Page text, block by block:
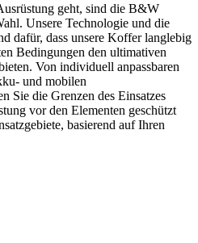
geht, sind die B&W
Unsere Technologie und die
dafür, dass unsere Koffer langlebig
Bedingungen den ultimativen
Von individuell anpassbaren
und mobilen
Sie die Grenzen des Einsatzes
vor den Elementen geschützt
basierend auf Ihren